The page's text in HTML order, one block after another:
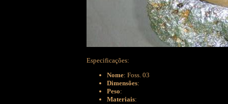
Especificações:
Nome: Foss. 03
Dimensões:
Peso:
Materiais: